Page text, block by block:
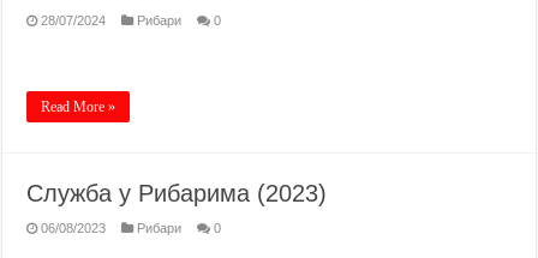
28/07/2024 Рибари 0
Read More »
Служба у Рибарима (2023)
06/08/2023 Рибари 0